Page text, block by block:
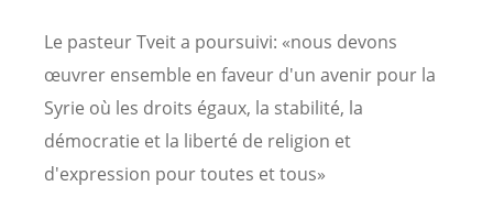
Le pasteur Tveit a poursuivi: «nous devons
œuvrer ensemble en faveur d'un avenir pour la
Syrie où les droits égaux, la stabilité, la
démocratie et la liberté de religion et
d'expression pour toutes et tous»